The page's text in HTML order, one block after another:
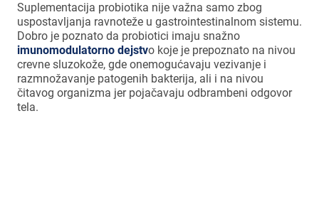
Suplementacija probiotika nije važna samo zbog
uspostavljanja ravnoteže u gastrointestinalnom sistemu.
Dobro je poznato da probiotici imaju snažno
imunomodulatorno dejstvo koje je prepoznato na nivou
crevne sluzokože, gde onemogućavaju vezivanje i
razmnožavanje patogenih bakterija, ali i na nivou
čitavog organizma jer pojačavaju odbrambeni odgovor
tela.